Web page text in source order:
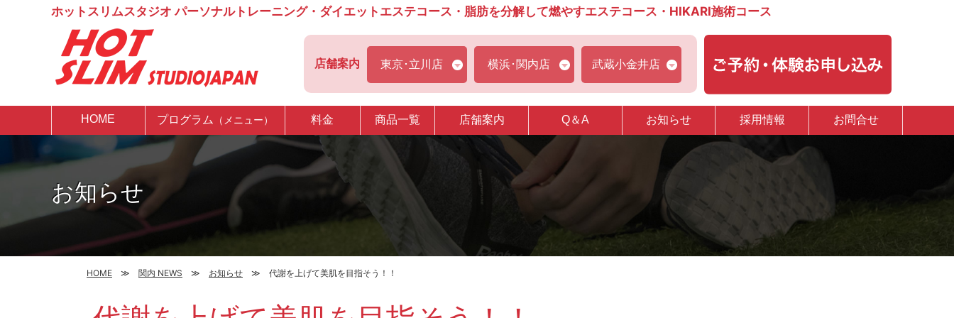
ホットスリムスタジオ パーソナルトレーニング・ダイエットエステコース・脂肪を分解して燃やすエステコース・HIKARI施術コース
店舗案内 東京･立川店 横浜･関内店 武蔵小金井店
HOME プログラム （メニュー） 料金 商品一覧 店舗案内 Q＆A お知らせ 採用情報 お問合せ
お知らせ
HOME 関内 NEWS お知らせ 代謝を上げて美肌を目指そう！！